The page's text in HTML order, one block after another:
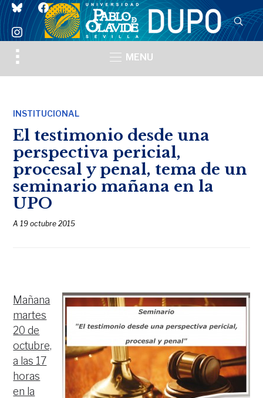
blueskyfacebook
instagram
Toggle
sidebar
MENU
INSTITUCIONAL
El testimonio desde una
perspectiva pericial,
procesal y penal, tema de un
seminario mañana en la
UPO
A19 octubre 2015
Mañana
martes
20 de
octubre,
a las 17
horas
en la